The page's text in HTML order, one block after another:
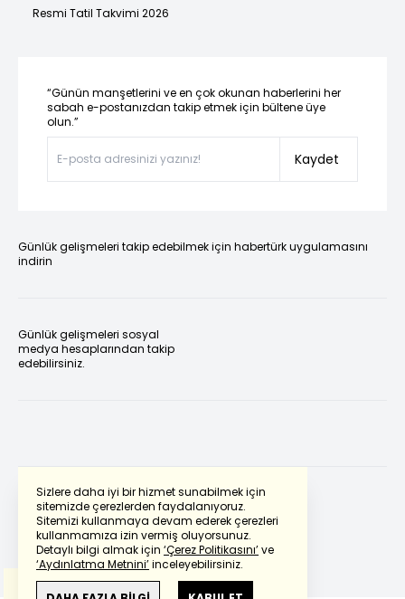
Sizlere daha iyi bir hizmet sunabilmek için
sitemizde çerezlerden faydalanıyoruz.
Sitemizi kullanmaya devam ederek çerezleri
kullanmamıza izin vermiş oluyorsunuz.
Detaylı bilgi almak için ‘Çerez Politikasını’ve
‘Aydınlatma Metnini’inceleyebilirsiniz.
Resmi Tatil Takvimi 2026
“Günün manşetlerini ve en çok okunan haberlerini her
sabah e-postanızdan takip etmek için bültene üye
olun.”
Kaydet
Günlük gelişmeleri takip edebilmek için habertürk uygulamasını
indirin
Günlük gelişmeleri sosyal
medya hesaplarından takip
edebilirsiniz.
Powered by Translate
Bu çevirideGoogle Transletekullanılmıştır.